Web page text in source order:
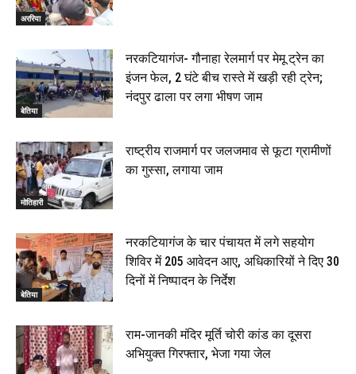
अररिया
बेतिया
नरकटियागंज- गौनाहा रेलमार्ग पर मेमू ट्रेन का
इंजन फेल, 2 घंटे बीच रास्ते में खड़ी रही ट्रेन;
नंदपुर ढाला पर लगा भीषण जाम
मोतिहारी
राष्ट्रीय राजमार्ग पर जलजमाव से फूटा ग्रामीणों
का गुस्सा, लगाया जाम
बेतिया
नरकटियागंज के चार पंचायत में लगे सहयोग
शिविर में 205 आवेदन आए, अधिकारियों ने दिए 30
दिनों में निष्पादन के निर्देश
राम-जानकी मंदिर मूर्ति चोरी कांड का दूसरा
अभियुक्त गिरफ्तार, भेजा गया जेल